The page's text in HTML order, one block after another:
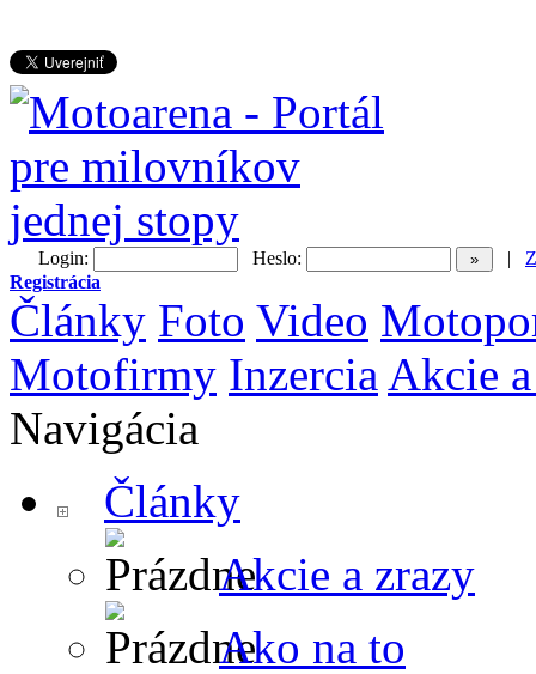
Login: Heslo: |
Registrácia
Články Foto Video
Motofirmy Inzercia Akcie
Navigácia
Články
Akcie a zrazy
Ako na to